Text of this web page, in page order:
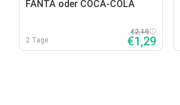
FANTA oder COCA-COLA
2 Tage
€2,19
€1,29